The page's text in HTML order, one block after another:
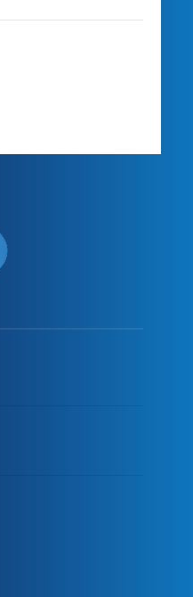
2,880.00 RSD